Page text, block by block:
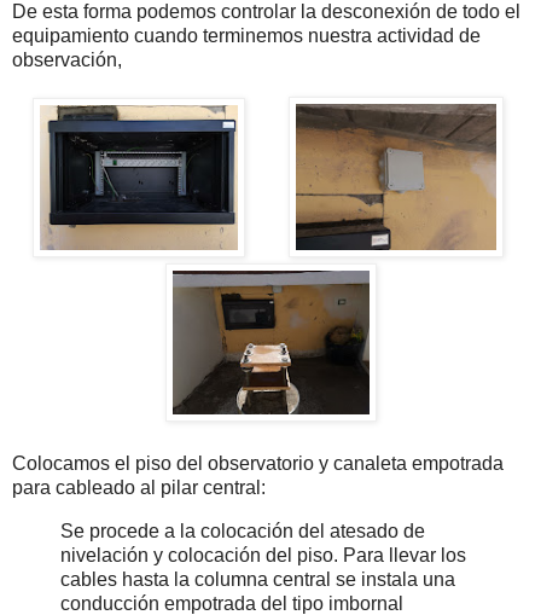
De esta forma podemos controlar la desconexión de todo el
equipamiento cuando terminemos nuestra actividad de
observación,
Colocamos el piso del observatorio y canaleta empotrada
para cableado al pilar central:
Se procede a la colocación del atesado de
nivelación y colocación del piso. Para llevar los
cables hasta la columna central se instala una
conducción empotrada del tipo imbornal